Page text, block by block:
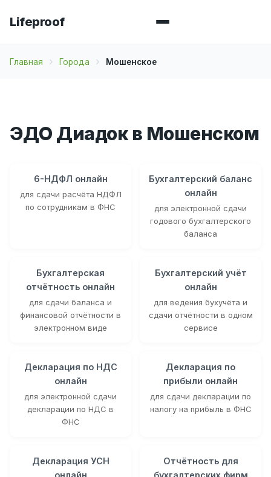
Lifeproof
Главная Города Мошенское
ЭДО Диадок в Мошенском
6-НДФЛ онлайн
для сдачи расчёта НДФЛ
по сотрудникам в ФНС
Бухгалтерский баланс
онлайн
для электронной сдачи
годового бухгалтерского
баланса
Бухгалтерская
отчётность онлайн
для сдачи баланса и
финансовой отчётности в
электронном виде
Бухгалтерский учёт
онлайн
для ведения бухучёта и
сдачи отчётности в одном
сервисе
Декларация по НДС
онлайн
для электронной сдачи
декларации по НДС в
ФНС
Декларация по
прибыли онлайн
для сдачи декларации по
налогу на прибыль в ФНС
Декларация УСН
онлайн
Отчётность для
бухгалтерских фирм